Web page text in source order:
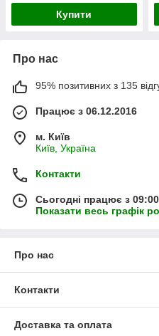
Купити
Про нас
95% позитивних з 135
Працює з 06.12.2016
м. Київ
Київ, Україна
Контакти
Сьогодні працює з
Показати весь графік
Про нас
Контакти
Доставка та оплата